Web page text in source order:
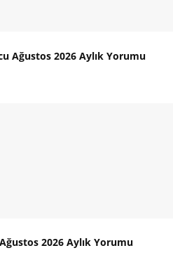
Ağustos 2026 Aylık Yorumu
2026 Aylık Yorumu